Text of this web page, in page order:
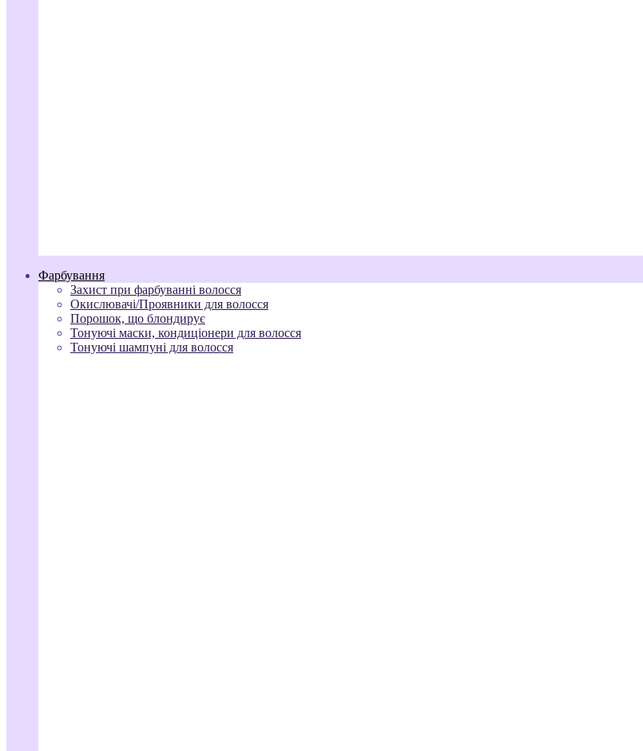
Фарбування
Захист при фарбуванні волосся
Окислювачі/Проявники для волосся
Порошок, що блондирує
Тонуючі маски, кондиціонери для волосся
Тонуючі шампуні для волосся